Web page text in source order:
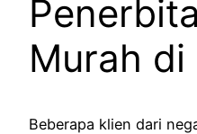
Murah di
Beberapa klien dari